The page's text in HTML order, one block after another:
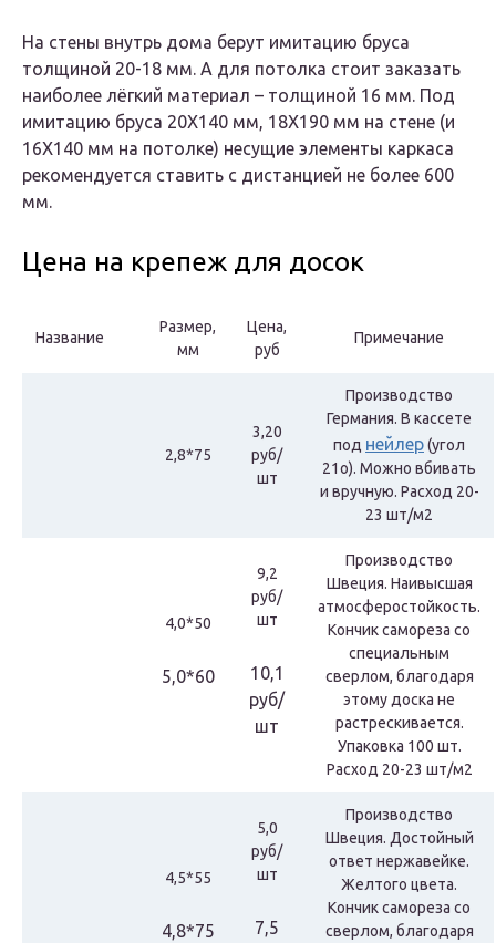
На стены внутрь дома берут имитацию бруса
толщиной 20-18 мм. А для потолка стоит заказать
наиболее лёгкий материал – толщиной 16 мм. Под
имитацию бруса 20Х140 мм, 18Х190 мм на стене (и
16Х140 мм на потолке) несущие элементы каркаса
рекомендуется ставить с дистанцией не более 600
мм.
Цена на крепеж для досок
Название
Размер,
мм
Цена,
руб
Примечание
2,8*75
3,20
руб/
шт
Производство
Германия. В кассете
под нейлер(угол
21о). Можно вбивать
и вручную. Расход 20-
23 шт/м2
4,0*50
5,0*60
9,2
руб/
шт
10,1
руб/
шт
Производство
Швеция. Наивысшая
атмосферостойкость.
Кончик самореза со
специальным
сверлом, благодаря
этому доска не
растрескивается.
Упаковка 100 шт.
Расход 20-23 шт/м2
4,5*55
4,8*75
5,0
руб/
шт
7,5
Производство
Швеция. Достойный
ответ нержавейке.
Желтого цвета.
Кончик самореза со
сверлом, благодаря